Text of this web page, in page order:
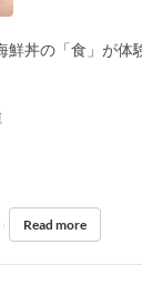
鮮丼の「食」が体
LunchRead more